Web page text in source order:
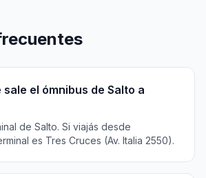
sale el ómnibus de Salto a
de Salto. Si viajás desde
es Tres Cruces (Av. Italia 2550).